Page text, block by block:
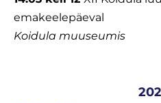
emakeelepäeval
Koidula muuseumis